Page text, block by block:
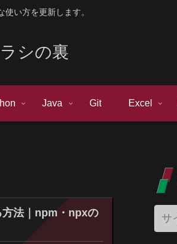
い方を更新します。
シの裏
Java Git Excel
法｜npm・npxの